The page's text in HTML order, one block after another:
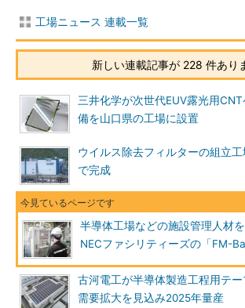
工場ニュース 連載一覧
新しい連載記事が 228 件あり
三井化学が次世代EUV露光用
備を山口県の工場に設置
ウイルス除去フィルターの組立
で完成
半導体工場などの施設管理人材を
NECファシリティーズの「FM-
古河電工が半導体製造工程用テー
需要拡大を見込み2025年量産